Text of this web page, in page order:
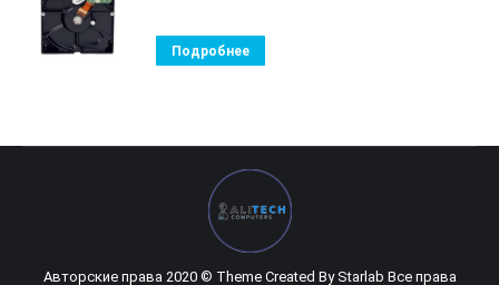
Подробнее
Авторские права 2020 © Theme Created ByStarlab Все права